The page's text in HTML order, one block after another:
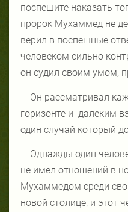
поспешите наказать
пророк Мухаммед не
верил в поспешные
человеком сильно
он судил своим умом,
Он рассматривал
горизонте и далеким
один случай который
Однажды один
не имел отношений в
Мухаммедом среди
новой столице, и этот